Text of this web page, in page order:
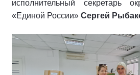
исполнительный секретарь
«Единой России» Сергей